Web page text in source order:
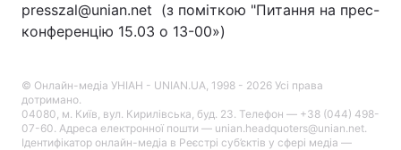
presszal@unian.net (з поміткою "Питання на прес-
конференцію 15.03 о 13-00»)
© Онлайн-медіа УНІАН - UNIAN.UA, 1998 - 2026 Усі права
дотримано.
04080, м. Київ, вул. Кирилівська, буд. 23. Телефон — +38 (044) 498-
07-60. Адреса електронної пошти — unian.headquoters@unian.net.
Ідентифікатор онлайн-медіа в Реєстрі суб’єктів у сфері медіа —